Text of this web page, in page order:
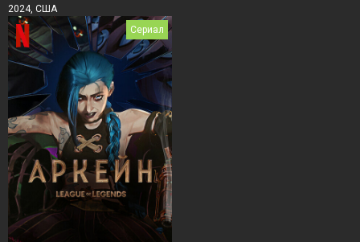
2024, США
Сериал